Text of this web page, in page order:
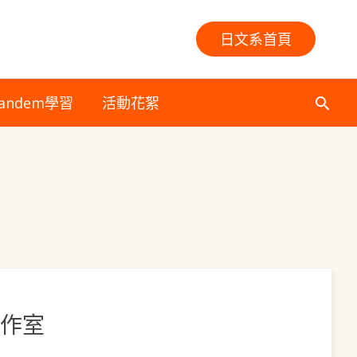
日文系首頁
學習 活動花絮
搜
尋
室